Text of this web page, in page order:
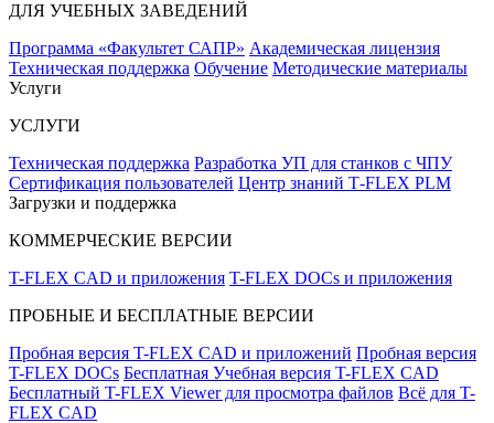
ДЛЯ УЧЕБНЫХ ЗАВЕДЕНИЙ
Программа «Факультет САПР» Академическая лицензия
Техническая поддержка Обучение Методические материалы
Услуги
УСЛУГИ
Техническая поддержка Разработка УП для станков с ЧПУ
Сертификация пользователей Центр знаний T‑FLEX PLM
Загрузки и поддержка
КОММЕРЧЕСКИЕ ВЕРСИИ
T-FLEX CAD и приложения T-FLEX DOCs и приложения
ПРОБНЫЕ И БЕСПЛАТНЫЕ ВЕРСИИ
Пробная версия T-FLEX CAD и приложений Пробная версия
T-FLEX DOCs Бесплатная Учебная версия T-FLEX CAD
Бесплатный T-FLEX Viewer для просмотра файлов Всё для T-
FLEX CAD